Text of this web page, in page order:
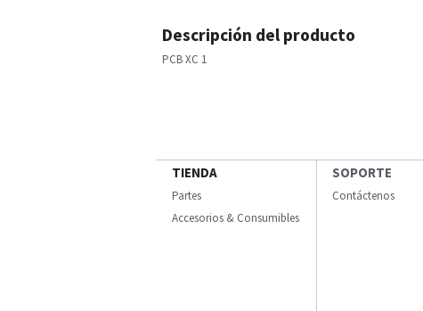
Descripción del producto
PCB XC 1
TIENDA
Partes
Accesorios & Consumibles
SOPORTE
Contáctenos